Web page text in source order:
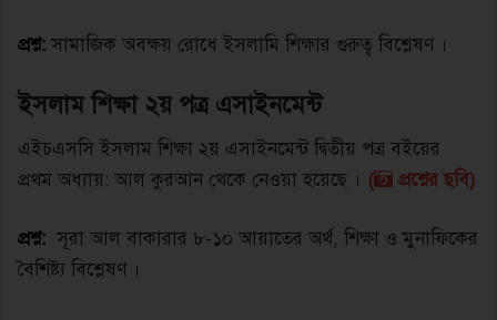
প্রশ্ন: সামাজিক অবক্ষয় রােধে ইসলামি শিক্ষার গুরুত্ব বিশ্লেষণ ।
ইসলাম শিক্ষা ২য় পত্র এসাইনমেন্ট
এইচএসসি ইসলাম শিক্ষা ২য় এসাইনমেন্ট দ্বিতীয় পত্র বইয়ের
প্রথম অধ্যায়: আল কুরআন থেকে নেওয়া হয়েছে । ( প্রশ্নের ছবি)
প্রশ্ন: সূরা আল বাকারার ৮-১০ আয়াতের অর্থ, শিক্ষা ও মুনাফিকের
বৈশিষ্ট্য বিশ্লেষণ ।